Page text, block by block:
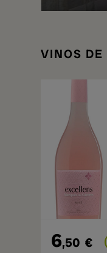
VINOS DE
6,50 €